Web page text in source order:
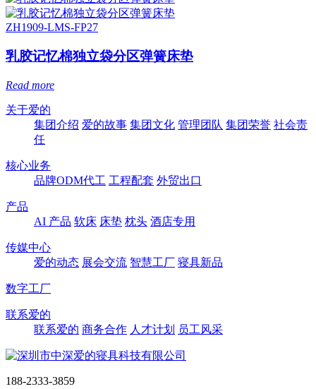
ZH1909-LMS-FP27
乳胶记忆棉独立袋分区弹簧床垫
Read more
关于爱的
集团介绍 爱的故事 集团文化 管理团队 集团荣誉 社会责
任
核心业务
品牌ODM代工 工程配套 外贸出口
产品
AI 产品 软床 床垫 枕头 酒店专用
传媒中心
爱的动态 展会交流 智慧工厂 寝具新品
数字工厂
联系爱的
联系爱的 商务合作 人才计划 员工风采
188-2333-3859